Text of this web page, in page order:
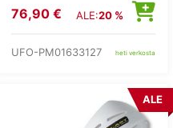
76,90 € ALE:20 %
UFO-PM01633127 heti verkosta
ALE